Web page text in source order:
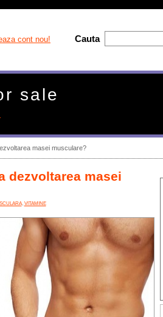
masei musculare?
dezvoltarea masei
, VITAMINE
cont nou! Cauta
sale